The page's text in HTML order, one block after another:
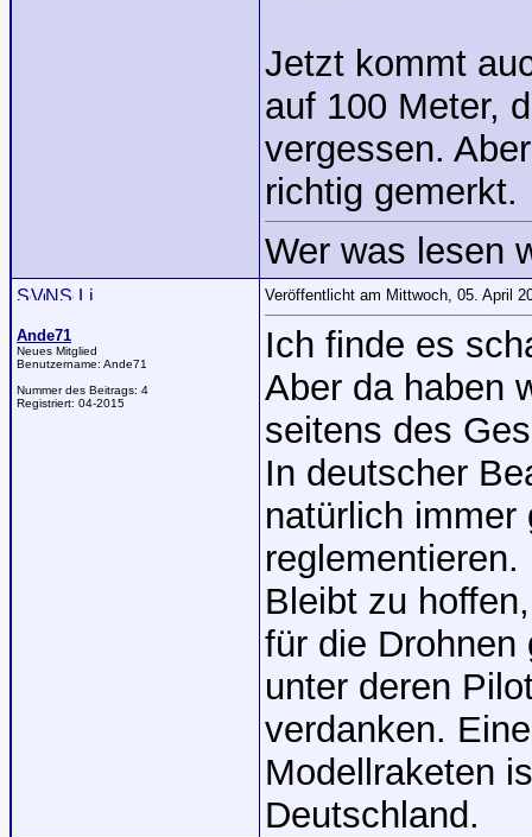
Jetzt kommt
auf 100 Meter,
vergessen.
richtig gemerkt.
Wer was lesen
Ande71
Neues Mitglied
Benutzername: Ande71
Nummer des Beitrags: 4
Registriert: 04-2015
Veröffentlicht am Mittwoch, 05. April
Ich finde es
Aber da haben
seitens des
In deutscher
natürlich immer
reglementieren.
Bleibt zu
für die Drohnen
unter deren
verdanken.
Modellraketen
Deutschland.